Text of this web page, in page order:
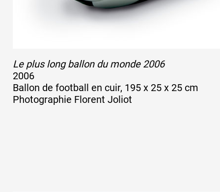
Le plus long ballon du monde 2006
2006
Ballon de football en cuir, 195 x 25 x 25 cm
Photographie Florent Joliot